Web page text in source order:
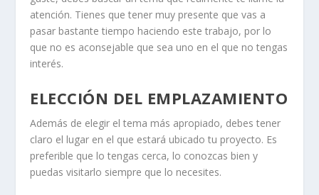
atención. Tienes que tener muy presente que vas a
pasar bastante tiempo haciendo este trabajo, por lo
que no es aconsejable que sea uno en el que no tengas
interés.
ELECCIÓN DEL EMPLAZAMIENTO
Además de elegir el tema más apropiado, debes tener
claro el lugar en el que estará ubicado tu proyecto. Es
preferible que lo tengas cerca, lo conozcas bien y
puedas visitarlo siempre que lo necesites.